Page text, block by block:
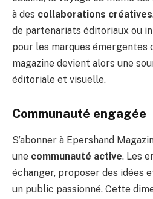
à des collaborations créatives
de partenariats éditoriaux ou
pour les marques émergentes
magazine devient alors une
éditoriale et visuelle.
Communauté engagée
S’abonner à Epershand
une communauté active. Les
échanger, proposer des idées
un public passionné. Cette